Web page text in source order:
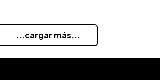
...cargar más...